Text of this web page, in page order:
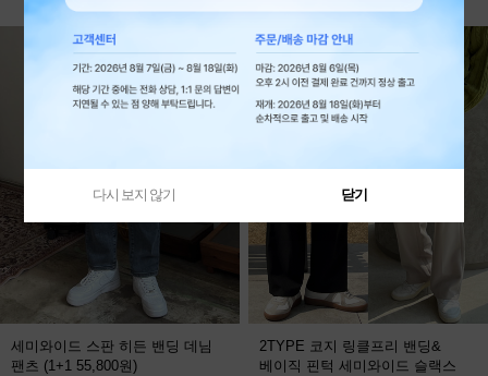
세미와이드 스판 히든 밴딩 데님
팬츠 (1+1 55,800원)
2TYPE 코지 링클프리 밴딩&
베이직 핀턱 세미와이드 슬랙스
다시 보지 않기 닫기